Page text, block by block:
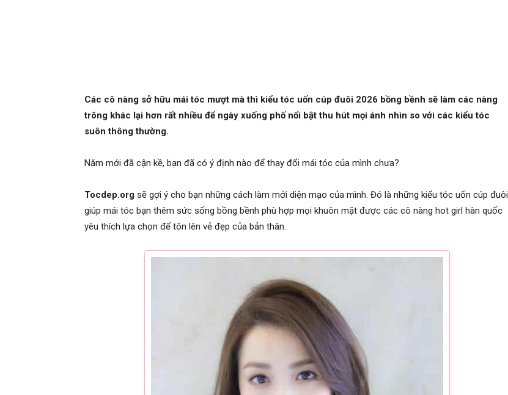
Các cô nàng sở hữu mái tóc mượt mà thì kiểu tóc uốn cúp đuôi 2026 bồng bềnh sẽ làm các nàng
trông khác lại hơn rất nhiều để ngày xuống phố nổi bật thu hút mọi ánh nhìn so với các kiểu tóc
suôn thông thường.
Năm mới đã cận kề, bạn đã có ý định nào để thay đổi mái tóc của mình chưa?
Tocdep.org sẽ gợi ý cho bạn những cách làm mới diện mạo của mình. Đó là những kiểu tóc uốn cúp đuôi
giúp mái tóc bạn thêm sức sống bồng bềnh phù hợp mọi khuôn mặt được các cô nàng hot girl hàn quốc
yêu thích lựa chọn để tôn lên vẻ đẹp của bản thân.